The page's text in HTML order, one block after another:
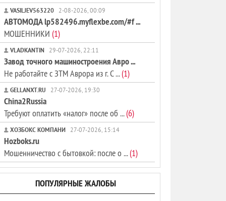
VASILJEV563220 2-08-2026, 00:09
АВТОМОДА lp582496.myflexbe.com/#f ...
МОШЕННИКИ (1)
VLADKANTIN 29-07-2026, 22:11
Завод точного машиностроения Авро ...
Не работайте с ЗТМ Аврора из г. С ...(1)
GELLANXT.RU 27-07-2026, 19:30
China2Russia
Требуют оплатить «налог» после об ...(6)
ХОЗБОКС КОМПАНИ 27-07-2026, 15:14
Hozboks.ru
Мошенничество с бытовкой: после о ...(1)
ПОПУЛЯРНЫЕ ЖАЛОБЫ